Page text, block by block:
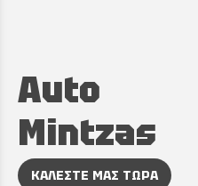
Auto
Mintzas
ΚΑΛΕΣΤΕ ΜΑΣ ΤΩΡΑ